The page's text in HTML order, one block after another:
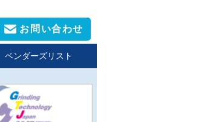
お問い合わせ
ベンダーズリスト